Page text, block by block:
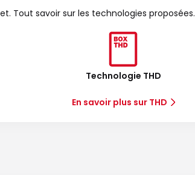
Tout savoir sur les technologies proposées.
Technologie THD
En savoir plus sur THD